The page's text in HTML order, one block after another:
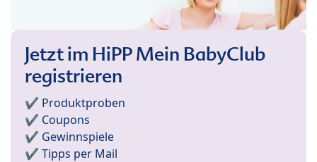
Jetzt im HiPP Mein BabyClub
registrieren
✔️ Produktproben
✔️ Coupons
✔️ Gewinnspiele
✔️ Tipps per Mail